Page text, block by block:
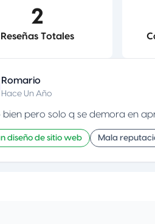
2
Reseñas Totales
Romario
Hace Un Año
bien pero solo q se demora en
diseño de sitio web Mala